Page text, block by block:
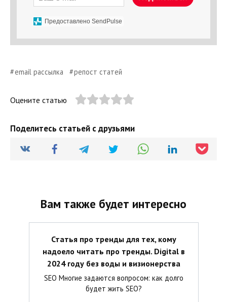
Предоставлено SendPulse
email рассылка репост статей
Оцените статью
Поделитесь статьей с друзьями
Вам также будет интересно
Статья про тренды для тех, кому
надоело читать про тренды. Digital в
2024 году без воды и визионерства
SEO Многие задаются вопросом: как долго
будет жить SEO?